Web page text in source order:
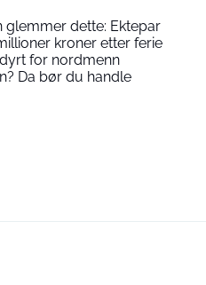
dette: Ektepar
kroner etter ferie
for nordmenn
Da bør du handle